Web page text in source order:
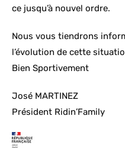
ce jusqu’à nouvel ordre.
Nous vous tiendrons
l’évolution de cette
Bien Sportivement
José MARTINEZ
Président Ridin’Family